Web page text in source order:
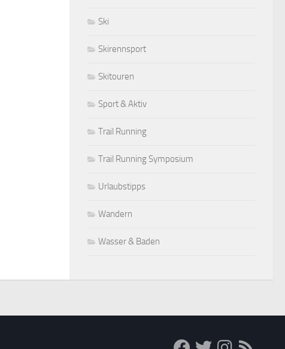
Ski
Skirennsport
Skitouren
Sport & Aktiv
Trail Running
Trail Running Symposium
Urlaubstipps
Wandern
Wasser & Baden